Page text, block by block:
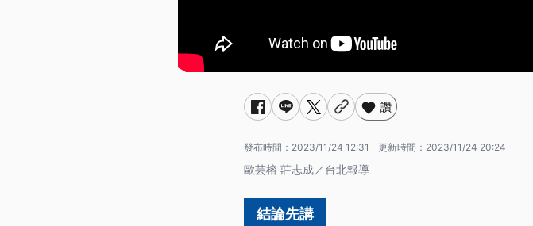
讚
發布時間： 2023/11/24 12:31 更新時間： 2023/11/24 20:24
歐芸榕 莊志成／台北報導